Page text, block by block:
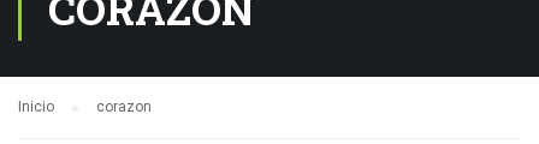
Inicio corazon